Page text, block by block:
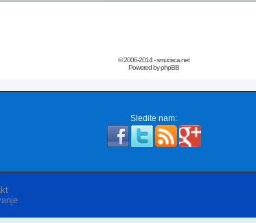
© 2006-2014 - smucisca.net
Powered by phpBB
Sledite nam: